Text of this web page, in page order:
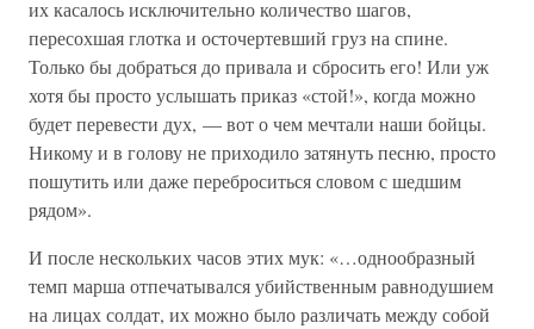
их касалось исключительно количество шагов,
пересохшая глотка и осточертевший груз на спине.
Только бы добраться до привала и сбросить его! Или уж
хотя бы просто услышать приказ «стой!», когда можно
будет перевести дух, — вот о чем мечтали наши бойцы.
Никому и в голову не приходило затянуть песню, просто
пошутить или даже переброситься словом с шедшим
рядом».
И после нескольких часов этих мук: «…однообразный
темп марша отпечатывался убийственным равнодушием
на лицах солдат, их можно было различать между собой